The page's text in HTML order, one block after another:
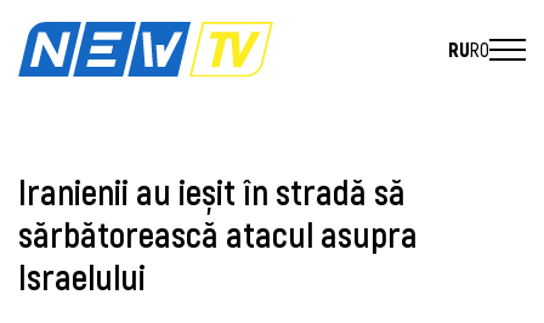
RURO
Iranienii au ieșit în stradă să
sărbătorească atacul asupra
Israelului